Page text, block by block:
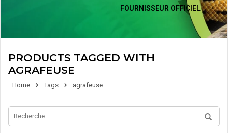
FOURNISSEUR OFFICIEL
PRODUCTS TAGGED WITH
AGRAFEUSE
Home Tags agrafeuse